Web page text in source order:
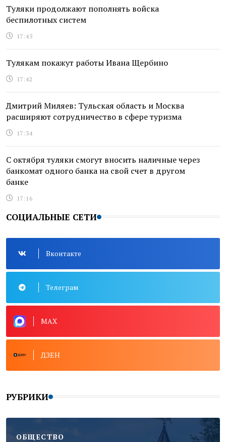
Туляки продолжают пополнять войска
беспилотных систем
17:45
Тулякам покажут работы Ивана Щербино
17:42
Дмитрий Миляев: Тульская область и Москва
расширяют сотрудничество в сфере туризма
17:34
С октября туляки смогут вносить наличные через
банкомат одного банка на свой счет в другом
банке
17:16
СОЦИАЛЬНЫЕ СЕТИ
Вконтакте
Телеграм
MAX
ДЗЕН
РУБРИКИ
ОБЩЕСТВО